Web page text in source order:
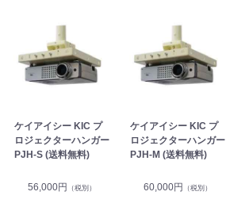
ケイアイシー KIC プ
ロジェクターハンガー
PJH-S (送料無料)
56,000円 （税別）
ケイアイシー KIC プ
ロジェクターハンガー
PJH-M (送料無料)
60,000円 （税別）